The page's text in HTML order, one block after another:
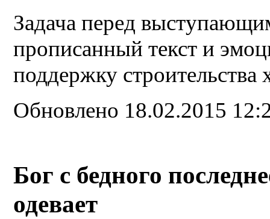
Задача перед
прописанный текст и
поддержку строительства
Обновлено 18.02.2015
Бог с бедного
одевает